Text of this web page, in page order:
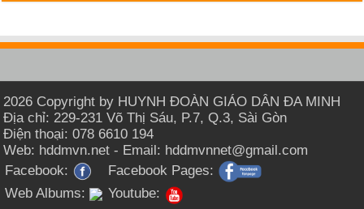
2026 Copyright by HUYNH ĐOÀN GIÁO DÂN ĐA MINH
Địa chỉ: 229-231 Võ Thị Sáu, P.7, Q.3, Sài Gòn
Điện thoại: 078 6610 194
Web: hddmvn.net - Email: hddmvnnet@gmail.com
Facebook:
Facebook Pages:
Web Albums:
Youtube: